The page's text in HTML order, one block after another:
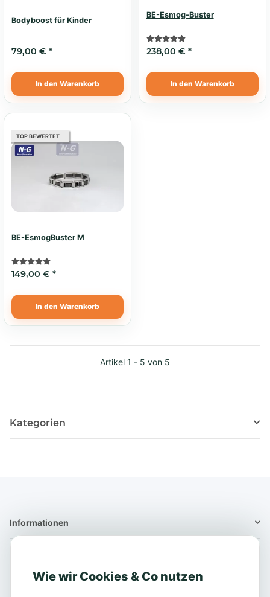
Wie wir Cookies & Co nutzen
Bodyboost für Kinder
79,00 € *
In den Warenkorb
BE-Esmog-Buster
238,00 € *
In den Warenkorb
TOP BEWERTET
BE-EsmogBuster M
149,00 € *
In den Warenkorb
Artikel 1 - 5 von 5
Kategorien
Informationen